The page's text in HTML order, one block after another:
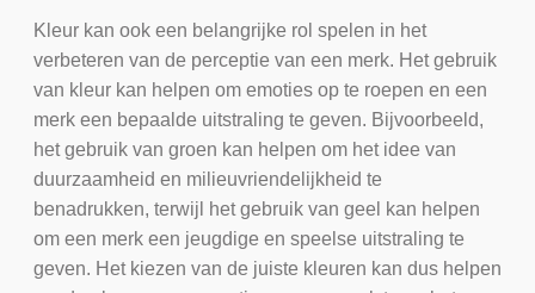
Kleur kan ook een belangrijke rol spelen in het
verbeteren van de perceptie van een merk. Het gebruik
van kleur kan helpen om emoties op te roepen en een
merk een bepaalde uitstraling te geven. Bijvoorbeeld,
het gebruik van groen kan helpen om het idee van
duurzaamheid en milieuvriendelijkheid te
benadrukken, terwijl het gebruik van geel kan helpen
om een merk een jeugdige en speelse uitstraling te
geven. Het kiezen van de juiste kleuren kan dus helpen